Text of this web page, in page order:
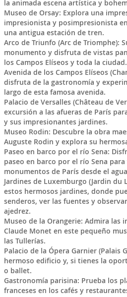
la animada escena artística y
Museo de Orsay: Explora una
impresionista y posimpresionista
una antigua estación de tren.
Arco de Triunfo (Arc de Triomphe):
monumento y disfruta de vistas
los Campos Elíseos y toda la ciudad.
Avenida de los Campos Elíseos
disfruta de la gastronomía y
largo de esta famosa avenida.
Palacio de Versalles (Château de
excursión a las afueras de París
y sus impresionantes jardines.
Museo Rodin: Descubre la obra
Auguste Rodin y explora su
Paseo en barco por el río Sena:
paseo en barco por el río Sena
monumentos de París desde el
Jardines de Luxemburgo (Jardin du
estos hermosos jardines, donde
senderos, ver las fuentes y
ajedrez.
Museo de la Orangerie: Admira las
Claude Monet en este pequeño
las Tullerías.
Palacio de la Ópera Garnier (Palais
hermoso edificio y, si tienes la
o ballet.
Gastronomía parisina: Prueba los
franceses en los cafés y